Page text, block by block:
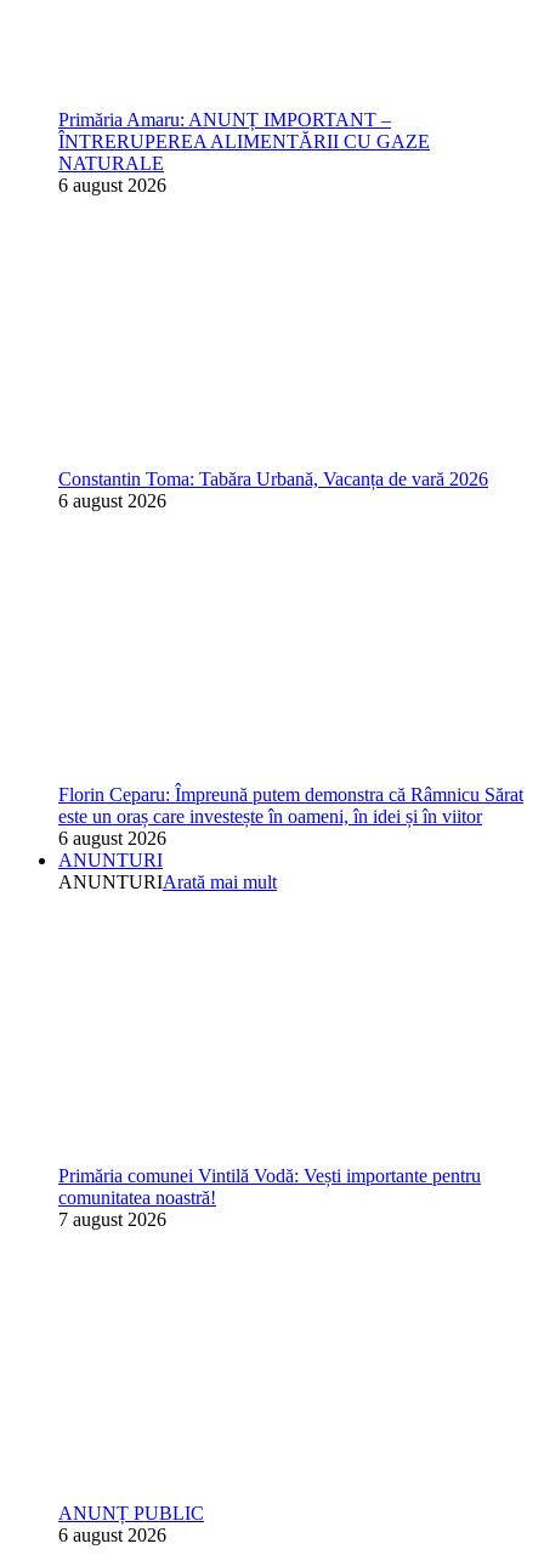
Primăria Amaru: ANUNȚ IMPORTANT –
ÎNTRERUPEREA ALIMENTĂRII CU GAZE
NATURALE
6 august 2026
Constantin Toma: Tabăra Urbană, Vacanța de vară 2026
6 august 2026
Florin Ceparu: Împreună putem demonstra că Râmnicu Sărat
este un oraș care investește în oameni, în idei și în viitor
6 august 2026
ANUNTURI
ANUNTURIArată mai mult
Primăria comunei Vintilă Vodă: Vești importante pentru
comunitatea noastră!
7 august 2026
ANUNȚ PUBLIC
6 august 2026